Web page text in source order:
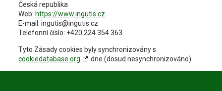
Česká republika
Web: https://www.ingutis.cz
E-mail: ingutis@ingutis.cz
Telefonní číslo: +420 224 354 363
Tyto Zásady cookies byly synchronizovány s
cookiedatabase.org
dne (dosud nesynchronizováno)